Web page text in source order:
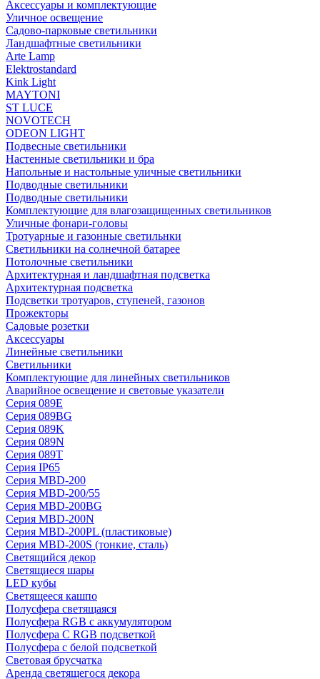
Аксессуары и комплектующие
Уличное освещение
Садово-парковые светильники
Ландшафтные светильники
Arte Lamp
Elektrostandard
Kink Light
MAYTONI
ST LUCE
NOVOTECH
ODEON LIGHT
Подвесные светильники
Настенные светильники и бра
Напольные и настольные уличные светильники
Подводные светильники
Подводные светильники
Комплектующие для влагозащищенных светильников
Уличные фонари-головы
Тротуарные и газонные светильнки
Светильники на солнечной батарее
Потолочные светильники
Архитектурная и ландшафтная подсветка
Архитектурная подсветка
Подсветки тротуаров, ступеней, газонов
Прожекторы
Садовые розетки
Аксессуары
Линейные светильники
Светильники
Комплектующие для линейных светильников
Аварийное освещение и световые указатели
Серия 089E
Серия 089BG
Серия 089K
Серия 089N
Серия 089T
Серия IP65
Серия MBD-200
Серия MBD-200/55
Серия MBD-200BG
Серия MBD-200N
Серия MBD-200PL (пластиковые)
Серия MBD-200S (тонкие, сталь)
Светящийся декор
Светящиеся шары
LED кубы
Светящееся кашпо
Полусфера светящаяся
Полусфера RGB с аккумулятором
Полусфера С RGB подсветкой
Полусфера с белой подсветкой
Световая брусчатка
Аренда светящегося декора